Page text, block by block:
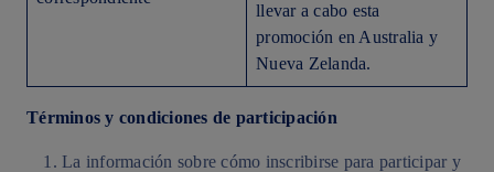
llevar a cabo esta
promoción en Australia y
Nueva Zelanda.
Términos y condiciones de participación
La información sobre cómo inscribirse para participar y